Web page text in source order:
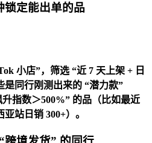
锁定能出单的品
小店”，筛选 “近 7 天上架 + 日
是同行刚测出来的 “潜力款”
指数＞500%” 的品（比如最近
站日销 300+）。